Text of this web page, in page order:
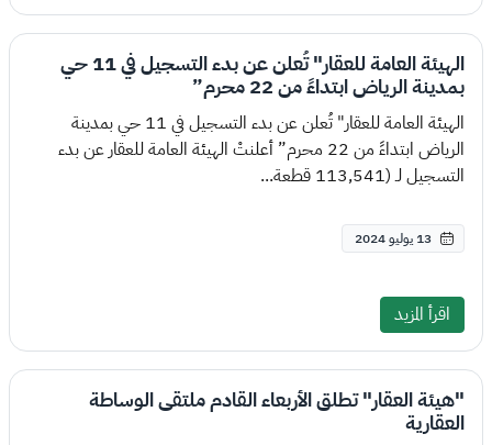
الهيئة العامة للعقار" تُعلن عن بدء التسجيل في 11 حي
بمدينة الرياض ابتداءً من 22 محرم”
الهيئة العامة للعقار" تُعلن عن بدء التسجيل في 11 حي بمدينة
الرياض ابتداءً من 22 محرم” أعلنتْ الهيئة العامة للعقار عن بدء
التسجيل لـ (113,541 قطعة...
13 يوليو 2024
اقرأ المزيد
"هيئة العقار" تطلق الأربعاء القادم ملتقى الوساطة
العقارية